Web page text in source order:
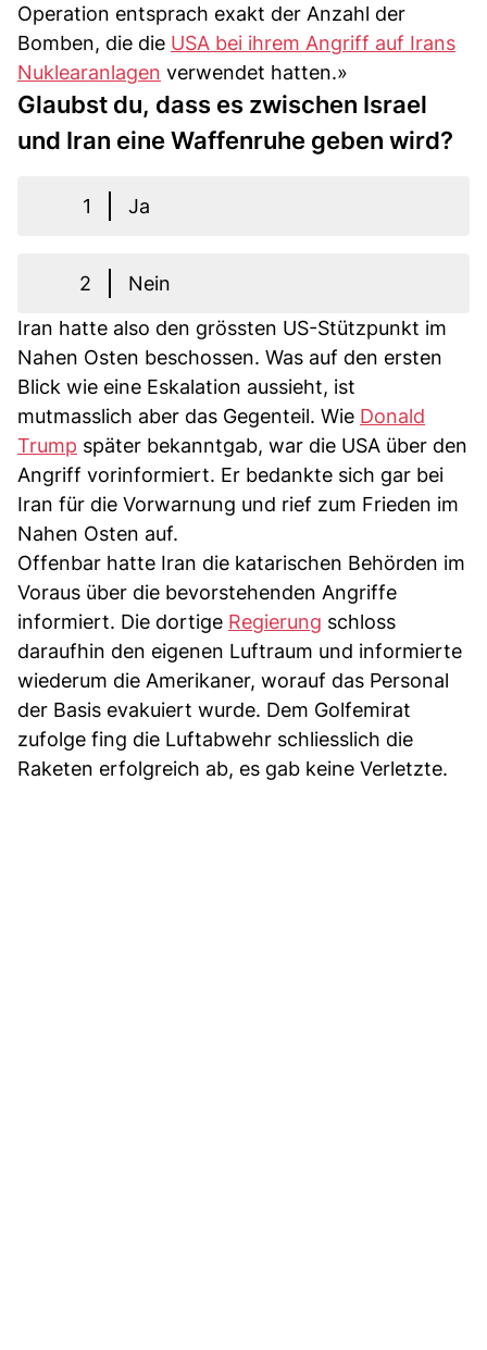
Operation entsprach exakt der Anzahl der
Bomben, die die USA bei ihrem Angriff auf Irans
Nuklearanlagen verwendet hatten.»
Glaubst du, dass es zwischen Israel
und Iran eine Waffenruhe geben wird?
1 Ja
2
Nein
Iran hatte also den grössten US-Stützpunkt im
Nahen Osten beschossen. Was auf den ersten
Blick wie eine Eskalation aussieht, ist
mutmasslich aber das Gegenteil. Wie Donald
Trump später bekanntgab, war die USA über den
Angriff vorinformiert. Er bedankte sich gar bei
Iran für die Vorwarnung und rief zum Frieden im
Nahen Osten auf.
Offenbar hatte Iran die katarischen Behörden im
Voraus über die bevorstehenden Angriffe
informiert. Die dortige Regierung schloss
daraufhin den eigenen Luftraum und informierte
wiederum die Amerikaner, worauf das Personal
der Basis evakuiert wurde. Dem Golfemirat
zufolge fing die Luftabwehr schliesslich die
Raketen erfolgreich ab, es gab keine Verletzte.